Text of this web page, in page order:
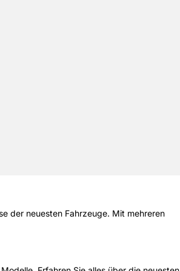
der neuesten Fahrzeuge. Mit mehreren